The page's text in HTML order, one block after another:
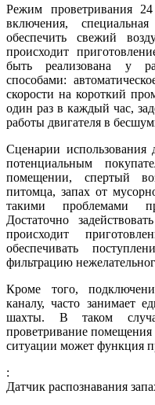
Режим проветривания
включения,
обеспечить свежий
происходит
быть реализована у
способами:
скорости на короткий
один раз в каждый час,
работы двигателя в
Сценарии
потенциальным
помещении, спертый
питомца, запах от
такими проблемами
Достаточно
происходит
обеспечивать
фильтрацию
Кроме того,
каналу, часто занимает
шахты. В таком
проветривание помещения
ситуации может функция
:
Датчик распознавания